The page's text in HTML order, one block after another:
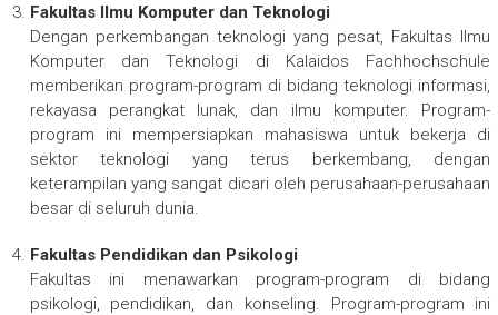
Fakultas Ilmu Komputer dan Teknologi
Dengan perkembangan teknologi yang pesat, Fakultas Ilmu
Komputer dan Teknologi di Kalaidos Fachhochschule
memberikan program-program di bidang teknologi informasi,
rekayasa perangkat lunak, dan ilmu komputer. Program-
program ini mempersiapkan mahasiswa untuk bekerja di
sektor teknologi yang terus berkembang, dengan
keterampilan yang sangat dicari oleh perusahaan-perusahaan
besar di seluruh dunia.
Fakultas Pendidikan dan Psikologi
Fakultas ini menawarkan program-program di bidang
psikologi, pendidikan, dan konseling. Program-program ini